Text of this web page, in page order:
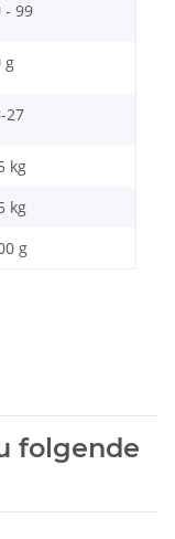
- 99
g
27
kg
kg
g
folgende